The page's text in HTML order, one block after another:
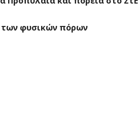
των φυσικών πόρων